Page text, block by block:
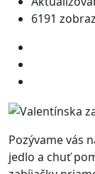
6191
Pozývame vás
jedlo a chuť